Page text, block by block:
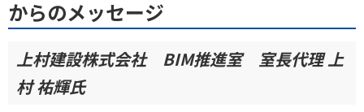
からのメッセージ
上村建設株式会社 BIM推進室 室長代理 上
村 祐輝氏